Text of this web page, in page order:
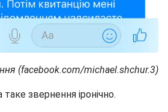
(facebook.com/michael.shchur.3)
звернення іронічно.